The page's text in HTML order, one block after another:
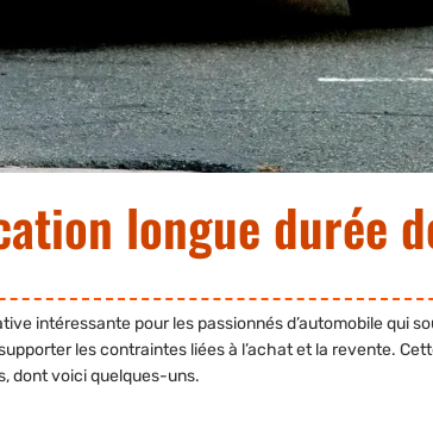
longue durée
intéressante pour les passionnés d’automobile qui
les contraintes liées à l’achat et la revente.
dont voici quelques-uns.